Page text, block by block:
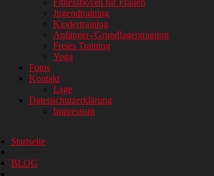
Fitnessboxen für Frauen
Jugendtraining
Kindertraining
Anfänger-/Grundlagentraining
Freies Training
Yoga
Fotos
Kontakt
Lage
Datenschutzerklärung
Impressum
Startseite
BLOG